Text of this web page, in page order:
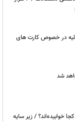
در خصوص کارت های
شد
خوابیده‌اند؟ / زیر سایه